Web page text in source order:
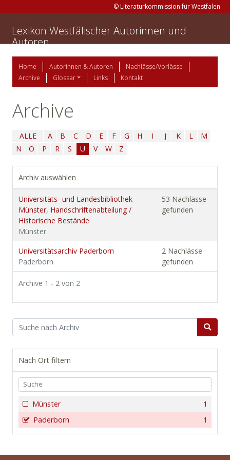
© Literaturkommission für Westfalen
Lexikon Westfälischer Autorinnen und
Autoren
Home Autorinnen & Autoren
Nachlässe/Vorlässe
Archive
Glossar Links Kontakt
Archive
ALLE A B C D E F G H I J K L
M
N
O P R S U V W Z
Archiv auswählen
Universitäts- und Landesbibliothek
Münster, Handschriftenabteilung /
Historische Bestände
Münster
53 Nachlässe
gefunden
Universitätsarchiv Paderborn
Paderborn
2 Nachlässe
gefunden
Archive 1 - 2 von 2
Nach Ort filtern
1
Münster
1
Paderborn